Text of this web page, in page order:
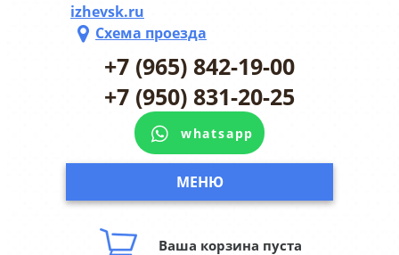
izhevsk.ru
Схема проезда
+7 (965) 842-19-00
+7 (950) 831-20-25
whatsapp
МЕНЮ
Ваша корзина пуста